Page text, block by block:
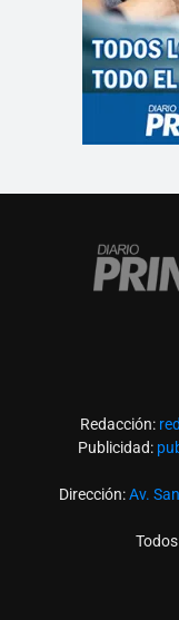
Redacción:
Publicidad:
Dirección:Av.